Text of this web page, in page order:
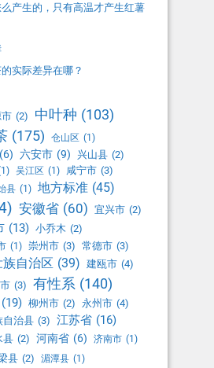
产生的，只有高温才产生红薯
实际差异在哪？
(2) 中叶种 (103)
(175) 仓山区 (1)
(6) 六安市 (9) 兴山县 (2)
吴江区 (1) 咸宁市 (3)
县 (1) 地方标准 (45)
安徽省 (60) 宜兴市 (2)
(13) 小乔木 (2)
(1) 崇州市 (3) 常德市 (3)
族自治区 (39) 建瓯市 (4)
(3) 有性系 (140)
(19) 柳州市 (2) 永州市 (4)
自治县 (3) 江苏省 (16)
县 (2) 河南省 (6) 济南市 (1)
县 (2) 湄潭县 (1)